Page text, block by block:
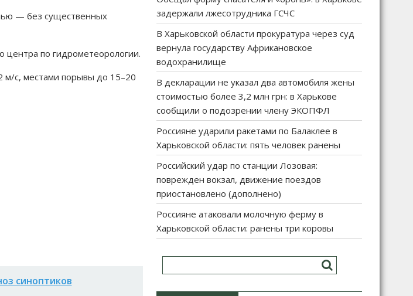
— без существенных
центра по гидрометеорологии.
с, местами порывы до 15–20
синоптиков
задержали лжесотрудника ГСЧС
В Харьковской области прокуратура через суд
вернула государству Африкановское
водохранилище
В декларации не указал два автомобиля жены
стоимостью более 3,2 млн грн: в Харькове
сообщили о подозрении члену ЭКОПФЛ
Россияне ударили ракетами по Балаклее в
Харьковской области: пять человек ранены
Российский удар по станции Лозовая:
поврежден вокзал, движение поездов
приостановлено (дополнено)
Россияне атаковали молочную ферму в
Харьковской области: ранены три коровы